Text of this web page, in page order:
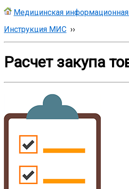
Медицинская информационная
Инструкция МИС ››
Расчет закупа